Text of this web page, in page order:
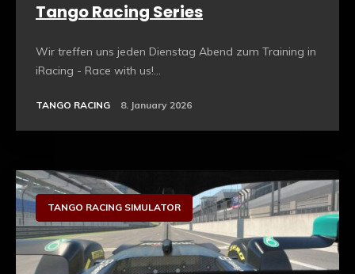
Tango Racing Series
Wir treffen uns jeden Dienstag Abend zum Training in
iRacing - Race with us!...
TANGO RACING 8. January 2026
Sim Racing Hardware
TANGO RACING SIMULATOR